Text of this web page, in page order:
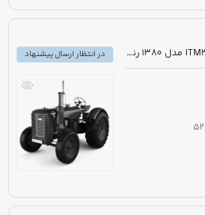
مزایده دولتی تراکتور فرگوسن ITM285 مدل 1380 رنگ قرمز به همراه ادوات کشاورزی
در انتظار ارسال پیشنهاد